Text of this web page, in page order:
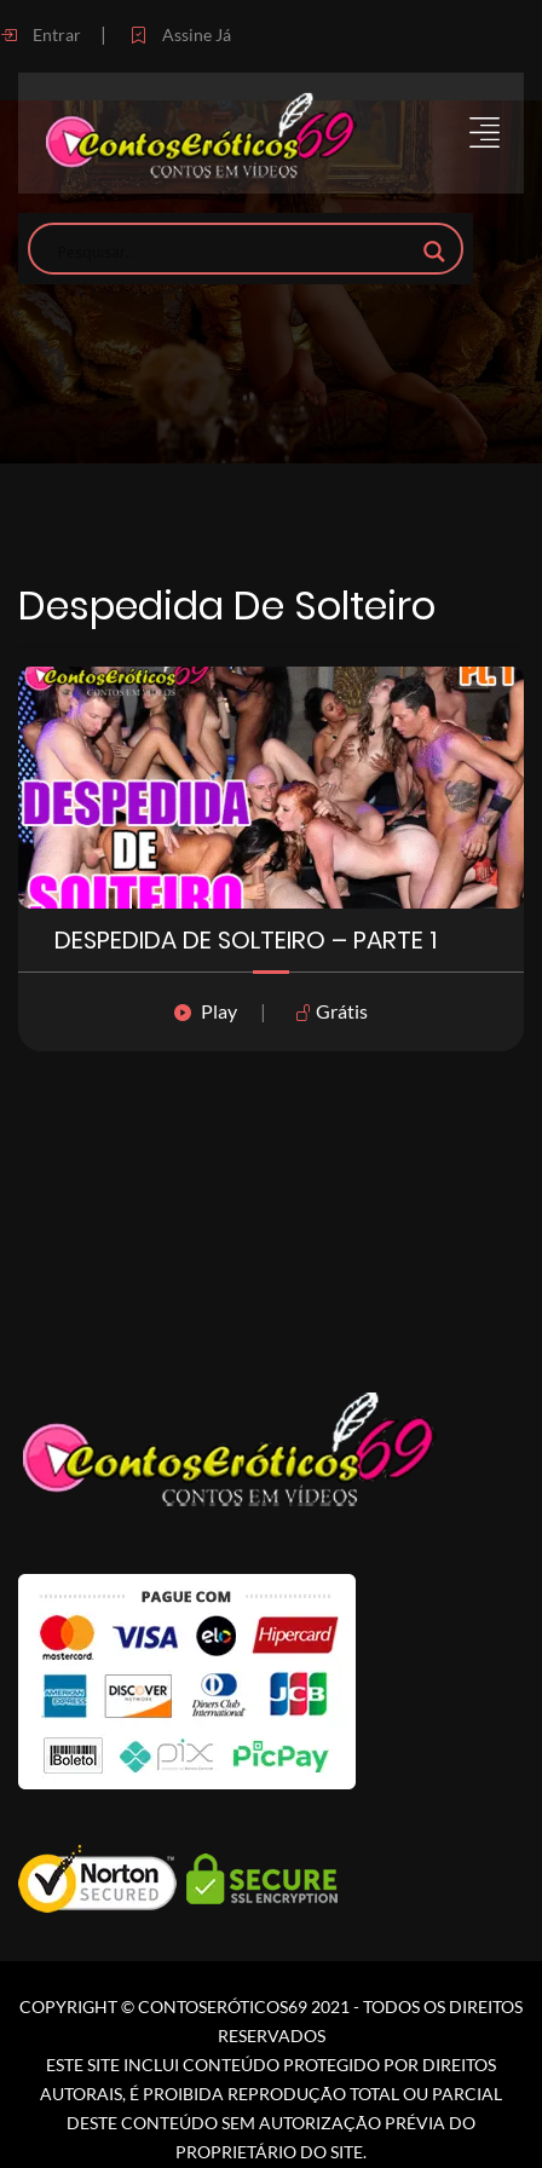
Entrar | Assine Já
Despedida De Solteiro
DESPEDIDA DE SOLTEIRO – PARTE 1
Play | Grátis
COPYRIGHT © CONTOSERÓTICOS69 2021 - TODOS OS DIREITOS
RESERVADOS
ESTE SITE INCLUI CONTEÚDO PROTEGIDO POR DIREITOS
AUTORAIS, É PROIBIDA REPRODUÇÃO TOTAL OU PARCIAL
DESTE CONTEÚDO SEM AUTORIZAÇÃO PRÉVIA DO
PROPRIETÁRIO DO SITE.